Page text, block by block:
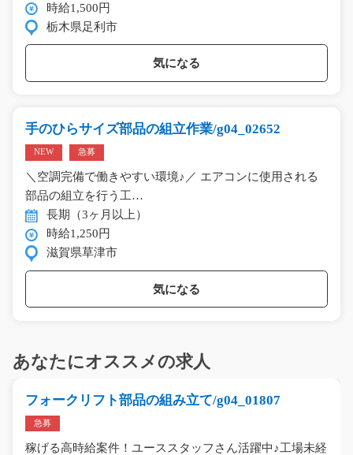
時給1,500円
栃木県足利市
気になる
手のひらサイズ部品の組立作業/g04_02652
NEW 急募
＼空調完備で働きやすい環境♪／ エアコンに使用される
部品の組立を行う工…
長期（3ヶ月以上）
時給1,250円
滋賀県草津市
気になる
あなたにオススメの求人
フォークリフト部品の組み立て/g04_01807
急募
稼げる高時給案件！ユーススタッフさん活躍中♪工場未経